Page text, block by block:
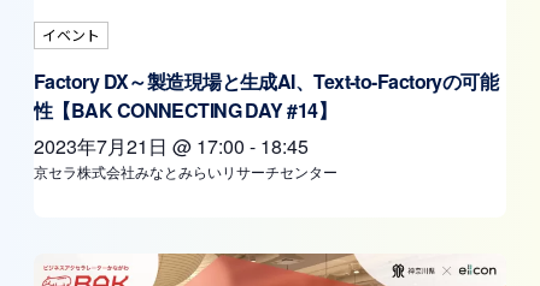
イベント
Factory DX～製造現場と生成AI、Text-to-Factoryの可能
性【BAK CONNECTING DAY #14】
2023年7月21日 @ 17:00 - 18:45
京セラ株式会社みなとみらいリサーチセンター